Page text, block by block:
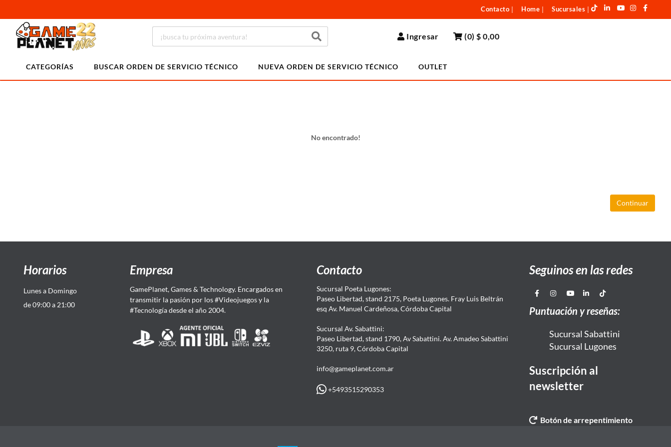
Contacto Home Sucursales
Ingresar (0)$ 0,00
CATEGORÍAS BUSCAR ORDEN DE SERVICIO TÉCNICO NUEVA ORDEN DE SERVICIO TÉCNICO OUTLET
No encontrado!
Continuar
Horarios
Lunes a Domingo
de 09:00 a 21:00
Empresa
GamePlanet, Games & Technology. Encargados en
transmitir la pasión por los #Videojuegos y la
#Tecnología desde el año 2004.
Contacto
Sucursal Poeta Lugones:
Paseo Libertad, stand 2175, Poeta Lugones. Fray Luis Beltrán
esq Av. Manuel Cardeñosa, Córdoba Capital
Sucursal Av. Sabattini:
Paseo Libertad, stand 1790, Av Sabattini. Av. Amadeo Sabattini
3250, ruta 9, Córdoba Capital
info@gameplanet.com.ar
+5493515290353
Seguinos en las redes
Puntuación y reseñas:
Sucursal Sabattini
Sucursal Lugones
Suscripción al
newsletter
Botón de arrepentimiento